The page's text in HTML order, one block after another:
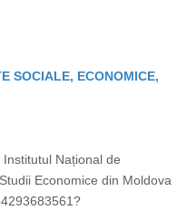
SOCIALE, ECONOMICE,
Național de
Economice din Moldova